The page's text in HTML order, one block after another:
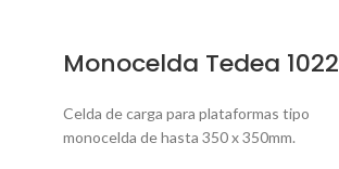
Monocelda Tedea 1022
Celda de carga para plataformas tipo
monocelda de hasta 350 x 350mm.